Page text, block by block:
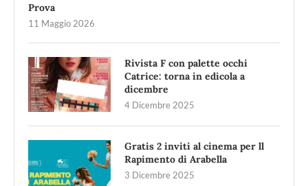
Prova
11 Maggio 2026
Rivista F con palette occhi
Catrice: torna in edicola a
dicembre
4 Dicembre 2025
Gratis 2 inviti al cinema per ll
Rapimento di Arabella
3 Dicembre 2025